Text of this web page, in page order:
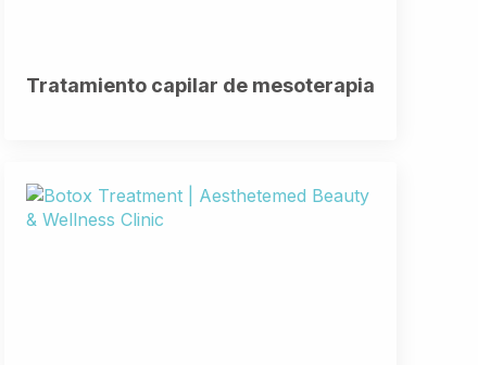
Tratamiento capilar de mesoterapia